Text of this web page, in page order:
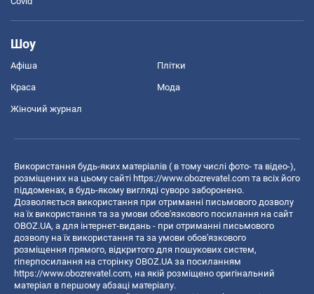
Шоу
Афіша Плітки
Краса Мода
Жіночий журнал
Використання будь-яких матеріалів ( в тому числі фото- та відео-),
розміщених на цьому сайті https://www.obozrevatel.com та всіх його
піддоменах, в будь-якому вигляді суворо заборонено.
Дозволяється використання при отриманні письмового дозволу
на їх використання та за умови обов'язкового посилання на сайт
OBOZ.UA, а для інтернет-видань - при отриманні письмового
дозволу на їх використання та за умови обов'язкового
розміщення прямого, відкритого для пошукових систем,
гіперпосилання на сторінку OBOZ.UA за посиланням
https://www.obozrevatel.com, на якій розміщено оригінальний
матеріал в першому абзаці матеріалу.